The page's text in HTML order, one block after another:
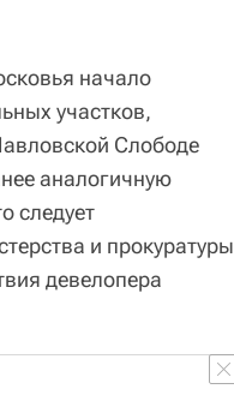
начало
участков,
Слободе
аналогичную
следует
и прокуратуры
девелопера